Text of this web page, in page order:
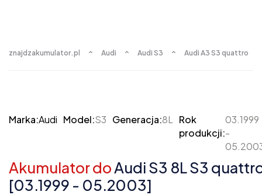
znajdzakumulator.pl Audi Audi S3 Audi A3 S3 quattro
Marka:Audi Model:S3 Generacja:8L Rok
produkcji:
03.1999
-
Akumulator doAudi S3 8L S3
[03.1999 - 05.2003]